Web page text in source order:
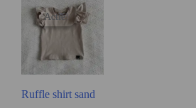
Actie!
Actie!
Ruffle shirt sand